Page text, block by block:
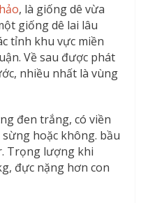
, là giống dê vừa
giống dê lai lâu
tỉnh khu vực miền
Về sau được phát
nhiều nhất là vùng
đen trắng, có viền
hoặc không. bầu
Trọng lượng khi
đực nặng hơn con